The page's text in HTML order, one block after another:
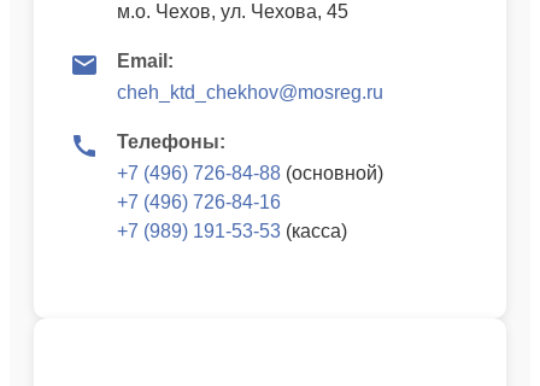
м.о. Чехов, ул. Чехова, 45
Email:
cheh_ktd_chekhov@mosreg.ru
Телефоны:
+7 (496) 726-84-88 (основной)
+7 (496) 726-84-16
+7 (989) 191-53-53 (касса)